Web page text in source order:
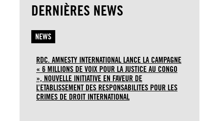
DERNIÈRES NEWS
NEWS
RDC. AMNESTY INTERNATIONAL LANCE LA CAMPAGNE
« 6 MILLIONS DE VOIX POUR LA JUSTICE AU CONGO
», NOUVELLE INITIATIVE EN FAVEUR DE
L’ETABLISSEMENT DES RESPONSABILITES POUR LES
CRIMES DE DROIT INTERNATIONAL